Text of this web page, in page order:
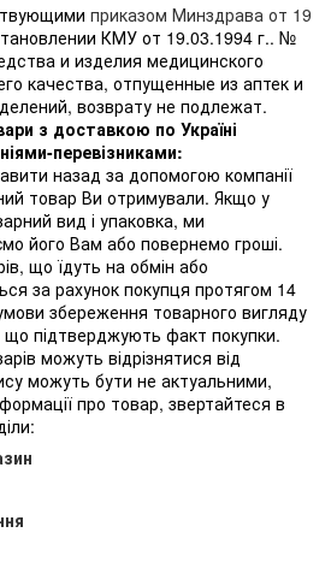
приказом Минздрава от 19
КМУ от 19.03.1994 г.. №
и изделия медицинского
качества, отпущенные из аптек и
возврату не подлежат.
з доставкою по Україні
перевізниками:
назад за допомогою компанії
товар Ви отримували. Якщо у
вид і упаковка, ми
його Вам або повернемо гроші.
що їдуть на обмін або
за рахунок покупця протягом 14
збереження товарного вигляду
що підтверджують факт покупки.
можуть відрізнятися від
можуть бути не актуальними,
про товар, звертайтеся в